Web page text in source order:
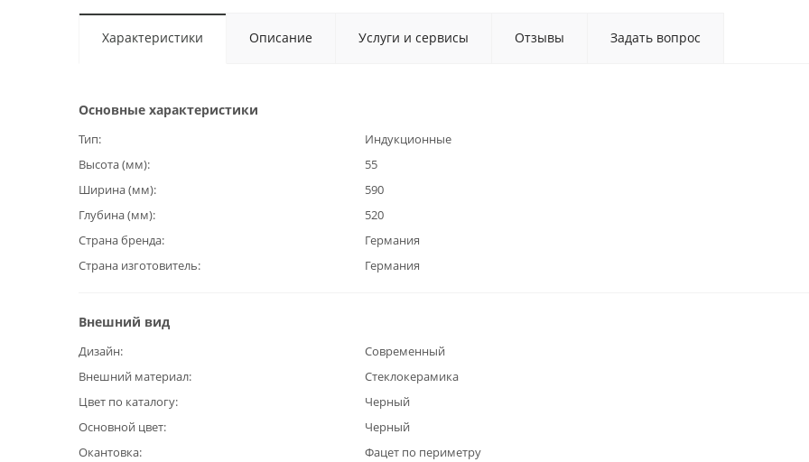
Характеристики Описание Услуги и сервисы Отзывы Задать вопрос
Основные характеристики
Тип
Индукционные
Высота (мм)
55
Ширина (мм)
590
Глубина (мм)
520
Страна бренда
Германия
Страна изготовитель
Германия
Внешний вид
Дизайн
Современный
Внешний материал
Стеклокерамика
Цвет по каталогу
Черный
Основной цвет
Черный
Окантовка
Фацет по периметру